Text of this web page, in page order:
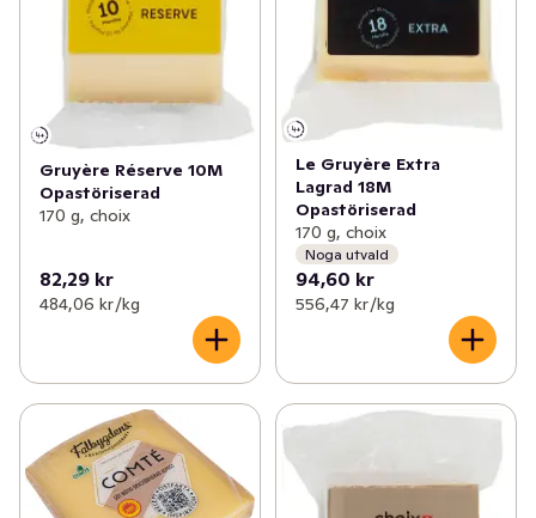
Gruyère Réserve 10M
Opastöriserad
170 g, choix
82,29 kr
484,06 kr /kg
Le Gruyère Extra
Lagrad 18M
Opastöriserad
170 g, choix
Noga utvald
94,60 kr
556,47 kr /kg